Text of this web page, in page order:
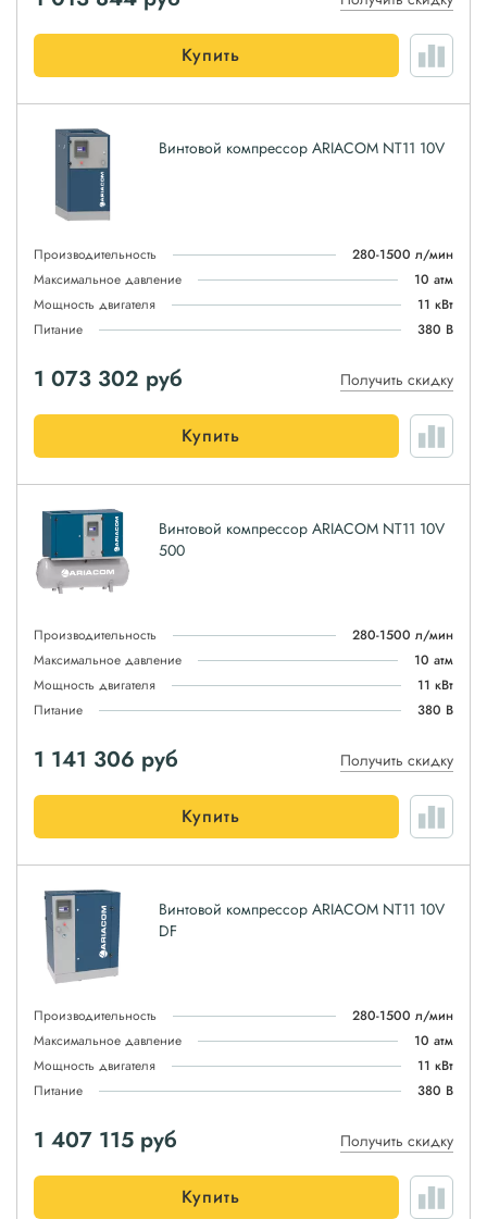
Купить
Винтовой компрессор ARIACOM NT11 10V
Производительность
280-1500 л/мин
Максимальное давление
10 атм
Мощность двигателя
11 кВт
Питание
380 В
1 073 302 руб Получить скидку
Купить
Винтовой компрессор ARIACOM NT11 10V
500
Производительность
280-1500 л/мин
Максимальное давление
10 атм
Мощность двигателя
11 кВт
Питание
380 В
1 141 306 руб Получить скидку
Купить
Винтовой компрессор ARIACOM NT11 10V
DF
Производительность
280-1500 л/мин
Максимальное давление
10 атм
Мощность двигателя
11 кВт
Питание
380 В
1 407 115 руб Получить скидку
Купить